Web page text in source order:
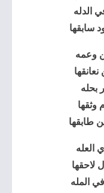
الدله
سابقها
وعمه
بحله
وثقها
طابقها
العله
لاحقها
المله